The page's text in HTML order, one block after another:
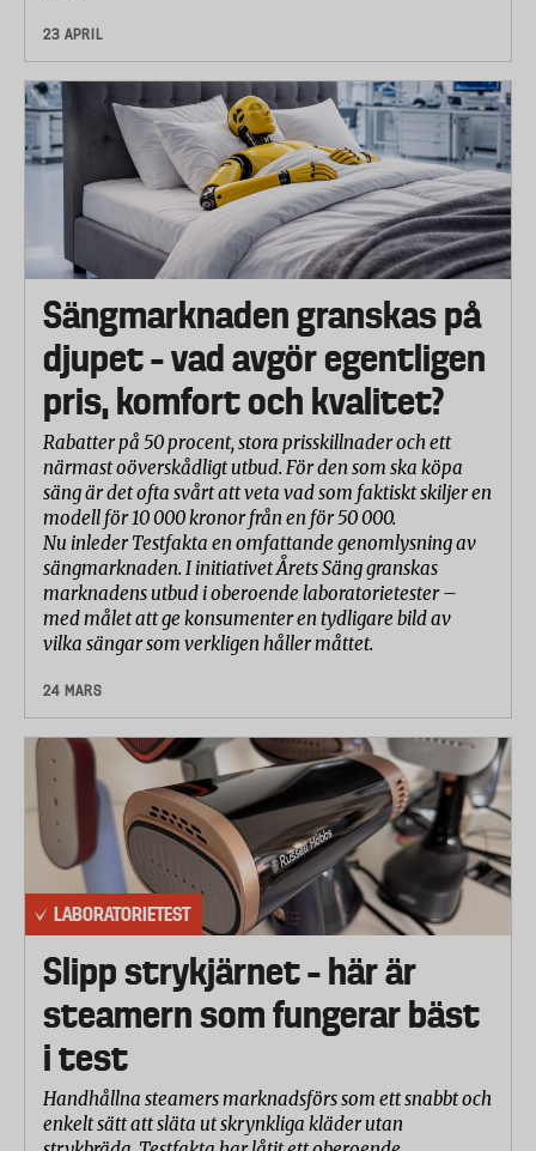
23 APRIL
Sängmarknaden granskas på
djupet – vad avgör egentligen
pris, komfort och kvalitet?
Rabatter på 50 procent, stora prisskillnader och ett
närmast oöverskådligt utbud. För den som ska köpa
säng är det ofta svårt att veta vad som faktiskt skiljer en
modell för 10 000 kronor från en för 50 000.
Nu inleder Testfakta en omfattande genomlysning av
sängmarknaden. I initiativet Årets Säng granskas
marknadens utbud i oberoende laboratorietester –
med målet att ge konsumenter en tydligare bild av
vilka sängar som verkligen håller måttet.
24 MARS
LABORATORIETEST
Slipp strykjärnet – här är
steamern som fungerar bäst
i test
Handhållna steamers marknadsförs som ett snabbt och
enkelt sätt att släta ut skrynkliga kläder utan